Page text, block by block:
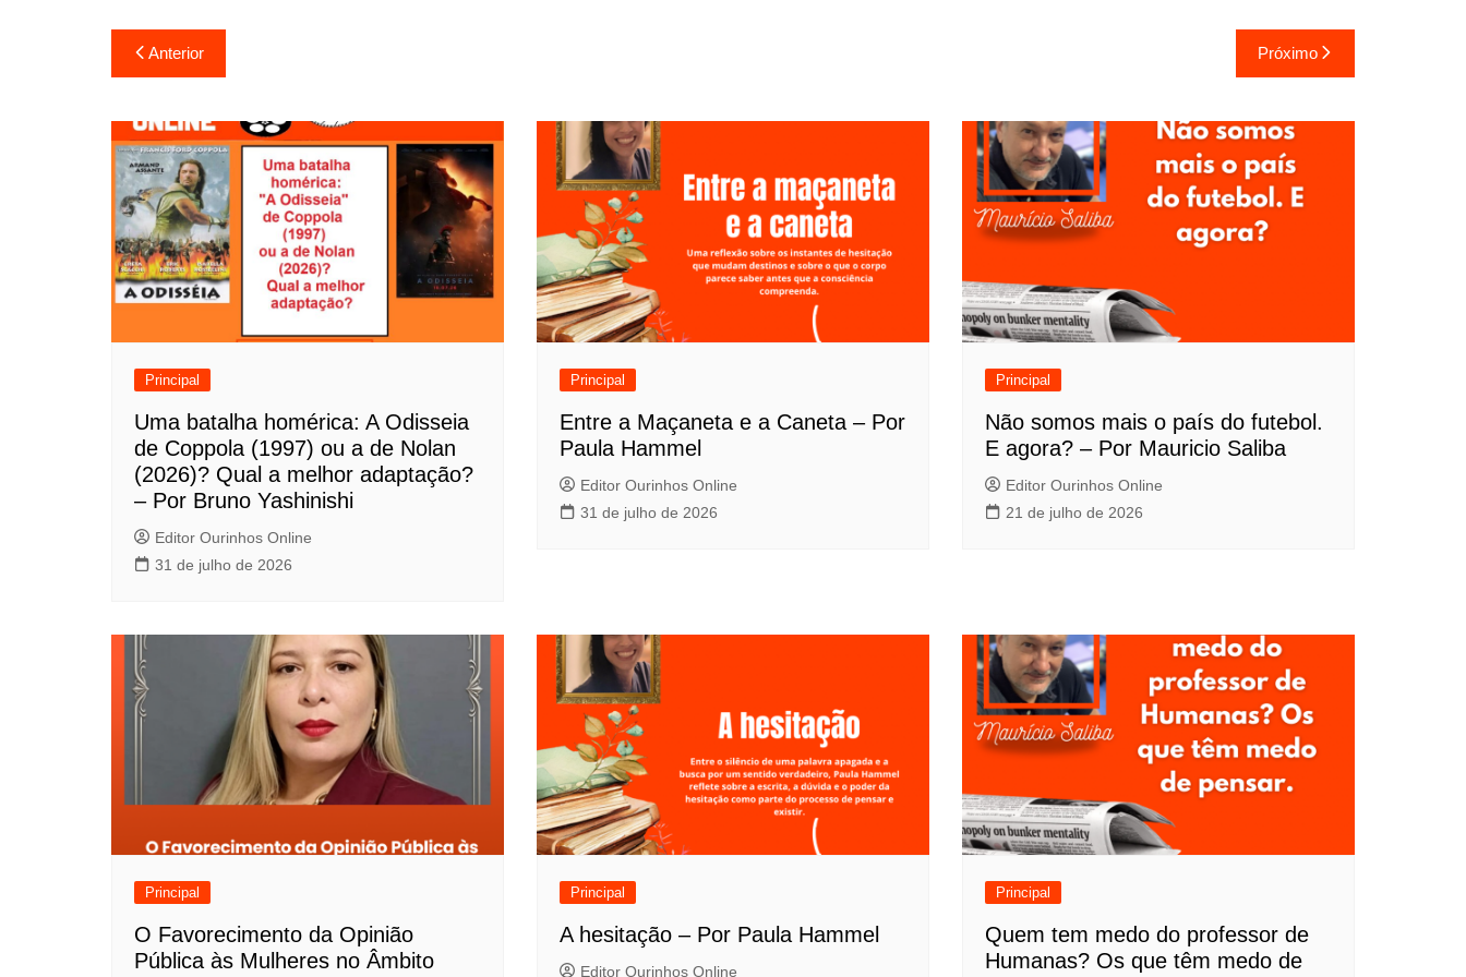
a
v
e
g
a
ç
ã
t
Anterior Próximo
Principal
Uma batalha homérica: A Odisseia
de Coppola (1997) ou a de Nolan
(2026)? Qual a melhor adaptação?
– Por Bruno Yashinishi
Editor Ourinhos Online
31 de julho de 2026
Principal
Entre a Maçaneta e a Caneta – Por
Paula Hammel
Editor Ourinhos Online
31 de julho de 2026
Principal
Não somos mais o país do futebol.
E agora? – Por Mauricio Saliba
Editor Ourinhos Online
21 de julho de 2026
Principal
O Favorecimento da Opinião
Pública às Mulheres no Âmbito
Principal
A hesitação – Por Paula Hammel
Editor Ourinhos Online
Principal
Quem tem medo do professor de
Humanas? Os que têm medo de